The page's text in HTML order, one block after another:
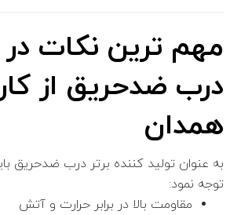
مهم ترین نکات در
درب ضدحریق از
همدان
به عنوان تولید کننده برتر درب ضدحریق
توجه نمود:
مقاومت بالا در برابر حرارت و آتش